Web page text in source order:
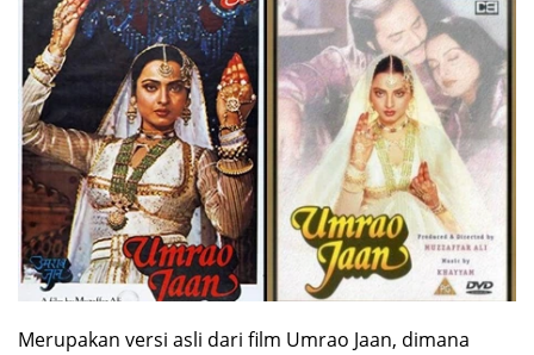
Merupakan versi asli dari film Umrao Jaan, dimana